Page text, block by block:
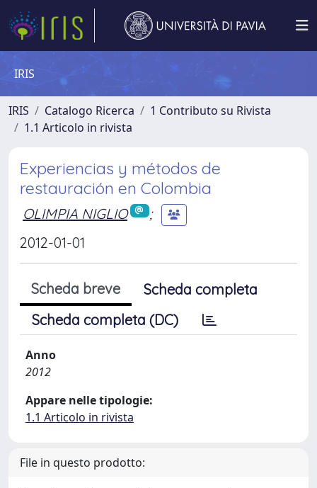
IRIS
IRIS Catalogo Ricerca
1 Contributo su Rivista
1.1 Articolo in rivista
Experiencias y métodos de
restauración en Colombia
OLIMPIA NIGLIO
;
2012-01-01
Scheda breve
Scheda completa
Scheda completa (DC)
Anno
2012
Appare nelle tipologie:
1.1 Articolo in rivista
File in questo prodotto: